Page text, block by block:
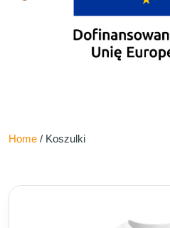
Home / Koszulki